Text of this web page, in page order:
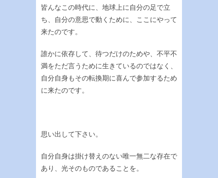
皆んなこの時代に、地球上に自分の足で立
ち、自分の意思で動くために、ここにやって
来たのです。
誰かに依存して、待つだけのためや、不平不
満をただ言うために生きているのではなく、
自分自身もその転換期に喜んで参加するため
に来たのです。
思い出して下さい。
自分自身は掛け替えのない唯一無二な存在で
あり、光そのものであることを。